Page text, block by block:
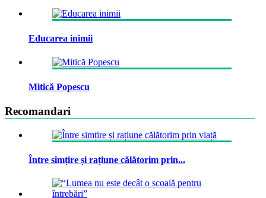
Educarea inimii
Mitică Popescu
Recomandari
Între simțire și rațiune călătorim prin...